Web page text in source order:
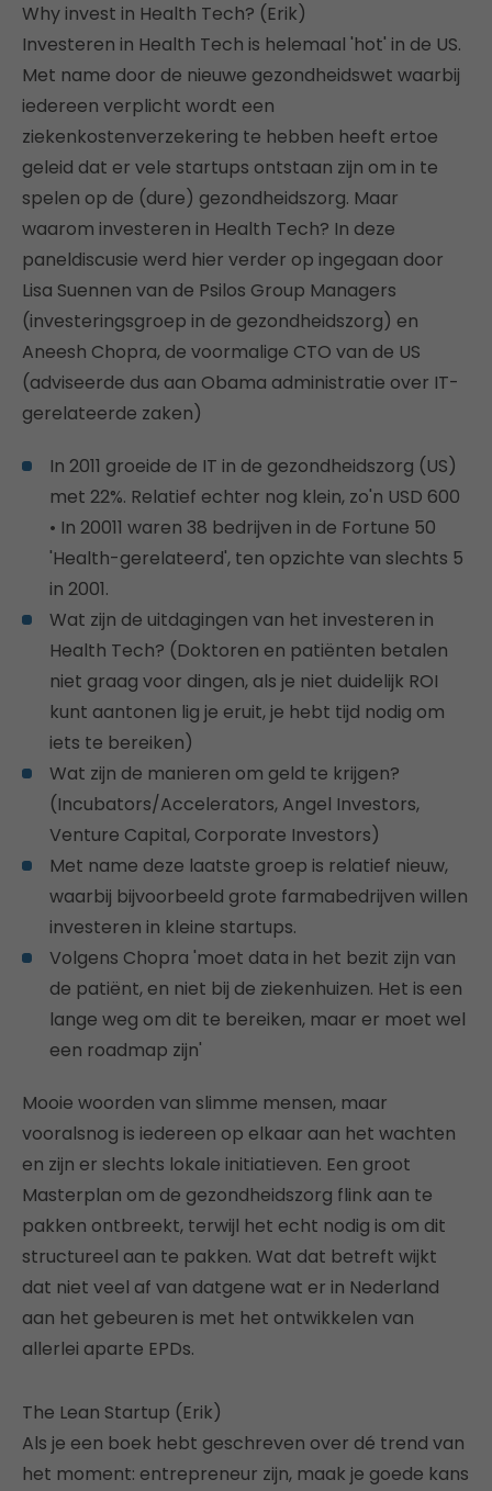
Why invest in Health Tech? (Erik)
Investeren in Health Tech is helemaal 'hot' in de US.
Met name door de nieuwe gezondheidswet waarbij
iedereen verplicht wordt een
ziekenkostenverzekering te hebben heeft ertoe
geleid dat er vele startups ontstaan zijn om in te
spelen op de (dure) gezondheidszorg. Maar
waarom investeren in Health Tech? In deze
paneldiscusie werd hier verder op ingegaan door
Lisa Suennen van de Psilos Group Managers
(investeringsgroep in de gezondheidszorg) en
Aneesh Chopra, de voormalige CTO van de US
(adviseerde dus aan Obama administratie over IT-
gerelateerde zaken)
In 2011 groeide de IT in de gezondheidszorg (US)
met 22%. Relatief echter nog klein, zo'n USD 600
• In 20011 waren 38 bedrijven in de Fortune 50
'Health-gerelateerd', ten opzichte van slechts 5
in 2001.
Wat zijn de uitdagingen van het investeren in
Health Tech? (Doktoren en patiënten betalen
niet graag voor dingen, als je niet duidelijk ROI
kunt aantonen lig je eruit, je hebt tijd nodig om
iets te bereiken)
Wat zijn de manieren om geld te krijgen?
(Incubators/Accelerators, Angel Investors,
Venture Capital, Corporate Investors)
Met name deze laatste groep is relatief nieuw,
waarbij bijvoorbeeld grote farmabedrijven willen
investeren in kleine startups.
Volgens Chopra 'moet data in het bezit zijn van
de patiënt, en niet bij de ziekenhuizen. Het is een
lange weg om dit te bereiken, maar er moet wel
een roadmap zijn'
Mooie woorden van slimme mensen, maar
vooralsnog is iedereen op elkaar aan het wachten
en zijn er slechts lokale initiatieven. Een groot
Masterplan om de gezondheidszorg flink aan te
pakken ontbreekt, terwijl het echt nodig is om dit
structureel aan te pakken. Wat dat betreft wijkt
dat niet veel af van datgene wat er in Nederland
aan het gebeuren is met het ontwikkelen van
allerlei aparte EPDs.
The Lean Startup (Erik)
Als je een boek hebt geschreven over dé trend van
het moment: entrepreneur zijn, maak je goede kans